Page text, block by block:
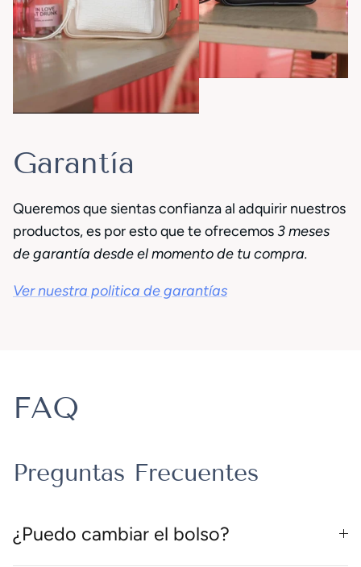
Garantía
Queremos que sientas confianza al adquirir nuestros
productos, es por esto que te ofrecemos3 meses
de garantía desde el momento de tu compra.
Ver nuestra politica de garantías
FAQ
Preguntas Frecuentes
¿Puedo cambiar el bolso?